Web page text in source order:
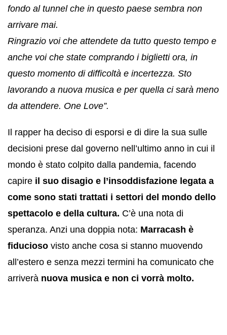
fondo al tunnel che in questo paese sembra non
arrivare mai.
Ringrazio voi che attendete da tutto questo tempo e
anche voi che state comprando i biglietti ora, in
questo momento di difficoltà e incertezza. Sto
lavorando a nuova musica e per quella ci sarà meno
da attendere. One Love”.
Il rapper ha deciso di esporsi e di dire la sua sulle
decisioni prese dal governo nell’ultimo anno in cui il
mondo è stato colpito dalla pandemia, facendo
capire il suo disagio e l’insoddisfazione legata a
come sono stati trattati i settori del mondo dello
spettacolo e della cultura. C’è una nota di
speranza. Anzi una doppia nota: Marracash è
fiducioso visto anche cosa si stanno muovendo
all’estero e senza mezzi termini ha comunicato che
arriverà nuova musica e non ci vorrà molto.